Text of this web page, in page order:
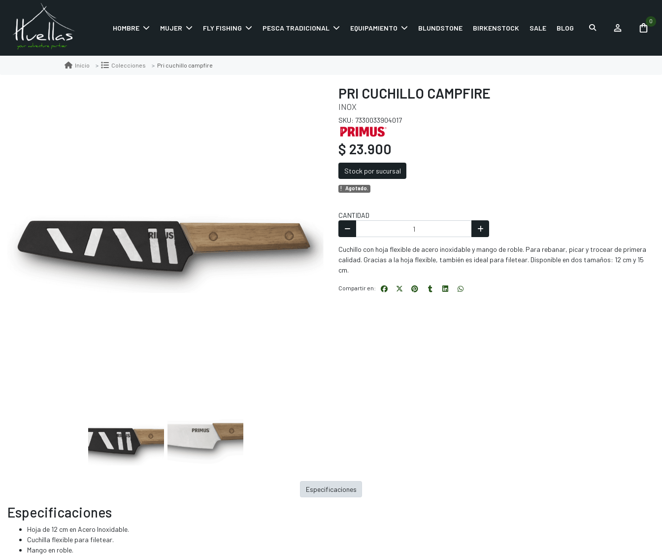
HOMBRE MUJER FLY FISHING PESCA TRADICIONAL EQUIPAMIENTO BLUNDSTONE BIRKENSTOCK SALE BLOG
0
Inicio Colecciones Pri cuchillo campfire
PRI CUCHILLO CAMPFIRE
INOX
SKU: 7330033904017
$ 23.900
Stock por sucursal
Agotado.
CANTIDAD
Cuchillo con hoja flexible de acero inoxidable y mango de roble. Para rebanar, picar y trocear de primera
calidad. Gracias a la hoja flexible, también es ideal para filetear. Disponible en dos tamaños: 12 cm y 15
cm.
Compartir en:
Especificaciones
Hoja de 12 cm en Acero Inoxidable.
Cuchilla flexible para filetear.
Mango en roble.
Especificaciones